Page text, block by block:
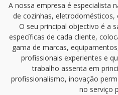
A nossa empresa é especialista
de cozinhas, eletrodomésticos,
O seu principal objectivo é a
específicas de cada cliente,
gama de marcas,
profissionais experientes e
trabalho assenta em
profissionalismo, inovação
no serviço